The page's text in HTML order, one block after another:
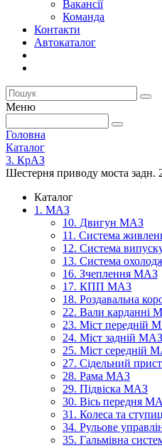
Вакансії
Команда
Контакти
Автокаталог
Меню
Головна
Каталог
3. КрАЗ
Шестерня приводу моста
Каталог
1. МАЗ
10. Двигун МАЗ
11. Система
12. Система
13. Система
16. Зчеплення МАЗ
17. КПП МАЗ
18. Роздавальна
22. Вали карданні
23. Міст передній
24. Міст задній МАЗ
25. Міст середній
27. Сідельний
28. Рама МАЗ
29. Підвіска МАЗ
30. Вісь передня
31. Колеса та
34. Рульове
35. Гальмівна